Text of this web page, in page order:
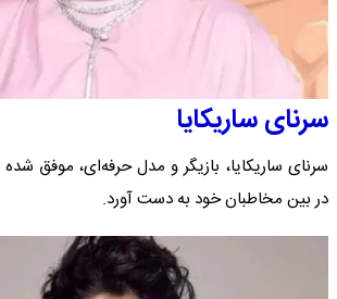
سرنای ساریکایا
سرنای ساریکایا، بازیگر و مدل حرفه‌ای، موفق
در بین مخاطبان خود به دست آورد.